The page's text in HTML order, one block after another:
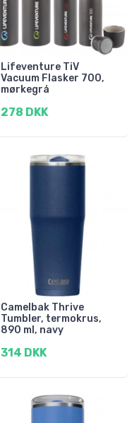
Lifeventure TiV
Vacuum Flasker 700,
mørkegrå
278 DKK
Camelbak Thrive
Tumbler, termokrus,
890 ml, navy
314 DKK